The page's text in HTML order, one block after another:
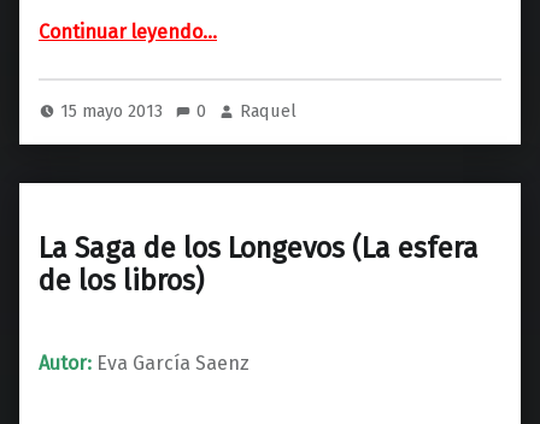
Continuar leyendo“El Grito de la Tierra (Ediciones B)”
…
15 mayo 2013 0 Raquel
La Saga de los Longevos (La esfera
de los libros)
Autor: Eva García Saenz